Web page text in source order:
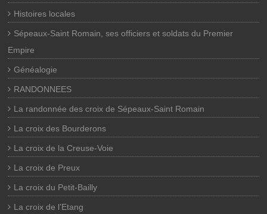
Histoires locales
Sépeaux-Saint Romain, ses officiers et soldats du Premier
Empire
Généalogie
RANDONNEES
La randonnée des croix de Sépeaux-Saint Romain
La croix des Bourderons
La croix de la Creuse-Voie
La croix de Preux
La croix du Petit-Bailly
La croix de l’Etang